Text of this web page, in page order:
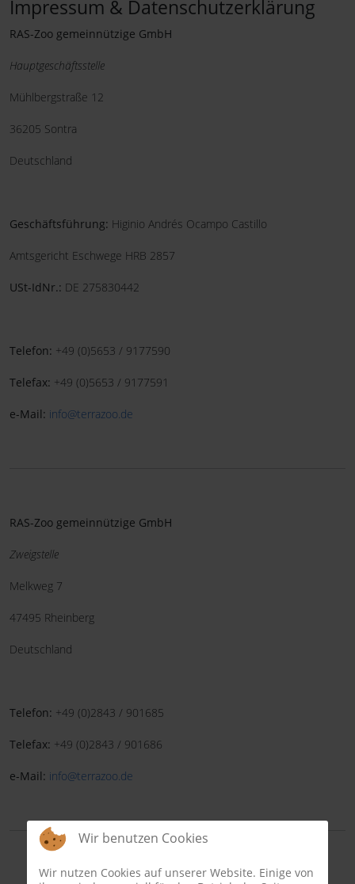
Impressum & Datenschutzerklärung
RAS-Zoo gemeinnützige GmbH
Hauptgeschäftsstelle
Mühlbergstraße 12
36205 Sontra
Deutschland
Geschäftsführung: Higinio Andrés Ocampo Castillo
Amtsgericht Eschwege HRB 2857
USt-IdNr.: DE 275830442
Telefon: +49 (0)5653 / 9177590
Telefax: +49 (0)5653 / 9177591
e-Mail: info@terrazoo.de
RAS-Zoo gemeinnützige GmbH
Zweigstelle
Melkweg 7
47495 Rheinberg
Deutschland
Telefon: +49 (0)2843 / 901685
Telefax: +49 (0)2843 / 901686
e-Mail: info@terrazoo.de
Wir benutzen Cookies
Wir nutzen Cookies auf unserer Website. Einige von